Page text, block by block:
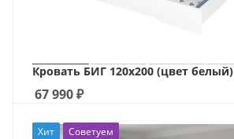
Кровать БИГ 120х200 (цвет белый)
67 990₽
Хит Советуем